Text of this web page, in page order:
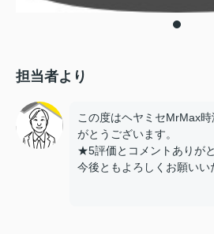
担当者より
この度はヘヤミセMrMax
がとうございます。
★5評価とコメントありが
今後ともよろしくお願いい